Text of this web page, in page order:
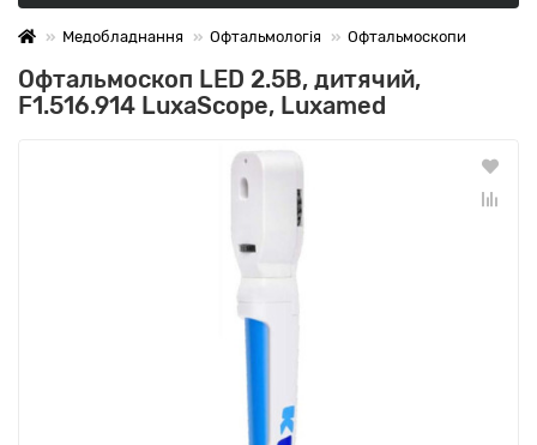
Медобладнання Офтальмологія Офтальмоскопи
Офтальмоскоп LED 2.5В, дитячий,
F1.516.914 LuxaScope, Luxamed